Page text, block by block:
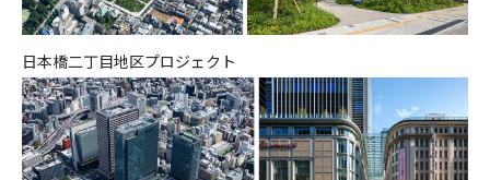
日本橋二丁目地区プロジェクト